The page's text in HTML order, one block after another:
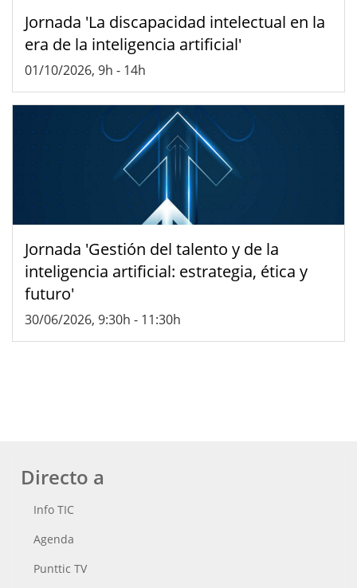
Jornada 'La discapacidad intelectual en la
era de la inteligencia artificial'
01/10/2026, 9h - 14h
Jornada 'Gestión del talento y de la
inteligencia artificial: estrategia, ética y
futuro'
30/06/2026, 9:30h - 11:30h
Directo a
Info TIC
Agenda
Punttic TV